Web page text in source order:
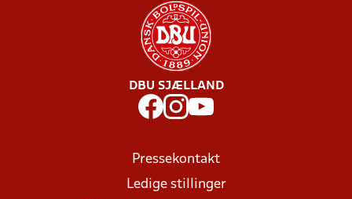
DBU SJÆLLAND
Pressekontakt
Ledige stillinger